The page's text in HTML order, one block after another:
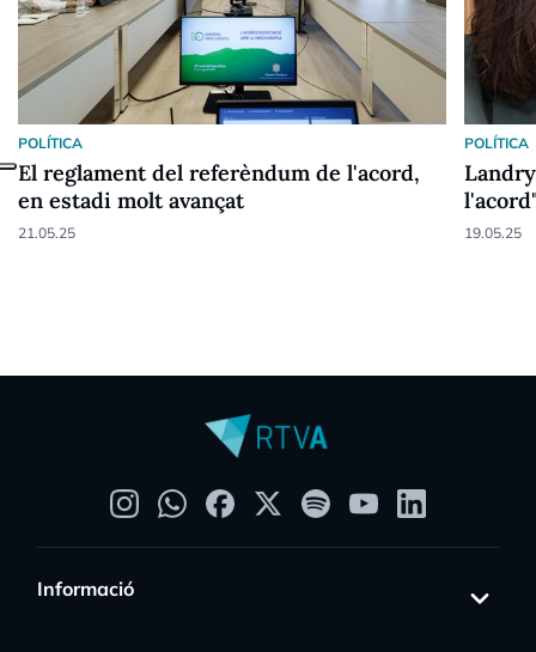
POLÍTICA
El reglament del referèndum de l'acord,
en estadi molt avançat
21.05.25
POLÍTICA
19.05.25
Informació